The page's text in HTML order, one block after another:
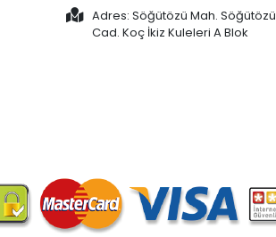
Adres: Söğütözü Mah. Söğütözü
Cad. Koç İkiz Kuleleri A Blok